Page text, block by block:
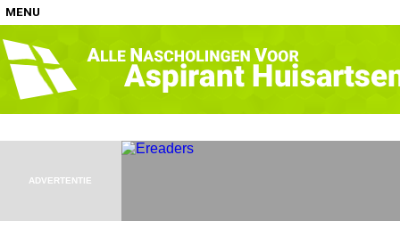
MENU
Home
Nascholingen op locatie (agenda)
ADVERTENTIE